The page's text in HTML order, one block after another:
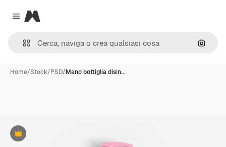
Close menu
Magnific
Cerca
Home/Stock/PSD/Mano bottiglia disin…
Premium